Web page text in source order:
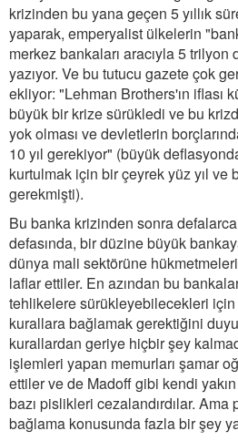
krizinden bu yana geçen 5 yıllık
yaparak, emperyalist ülkelerin
merkez bankaları aracıyla 5 trilyon
yazıyor. Ve bu tutucu gazete çok
ekliyor: "Lehman Brothers'ın iflası
büyük bir krize sürükledi ve bu
yok olması ve devletlerin
10 yıl gerekiyor" (büyük
kurtulmak için bir çeyrek yüz yıl ve
gerekmişti).
Bu banka krizinden sonra
defasında, bir düzine büyük
dünya mali sektörüne
laflar ettiler. En azından bu
tehlikelere sürükleyebilecekleri
kurallara bağlamak gerektiğini
kurallardan geriye hiçbir şey
işlemleri yapan memurları şamar
ettiler ve de Madoff gibi kendi
bazı pislikleri cezalandırdılar. Ama
bağlama konusunda fazla bir şey